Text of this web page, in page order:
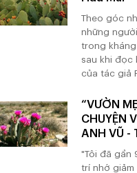
Theo góc
những
trong
sau khi đọc
của tác giả
“VƯỜN
CHUYỆN
ANH VŨ -
"Tôi đã gần
trí nhớ giảm